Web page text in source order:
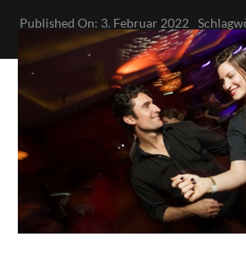
Published On: 3. Februar 2022